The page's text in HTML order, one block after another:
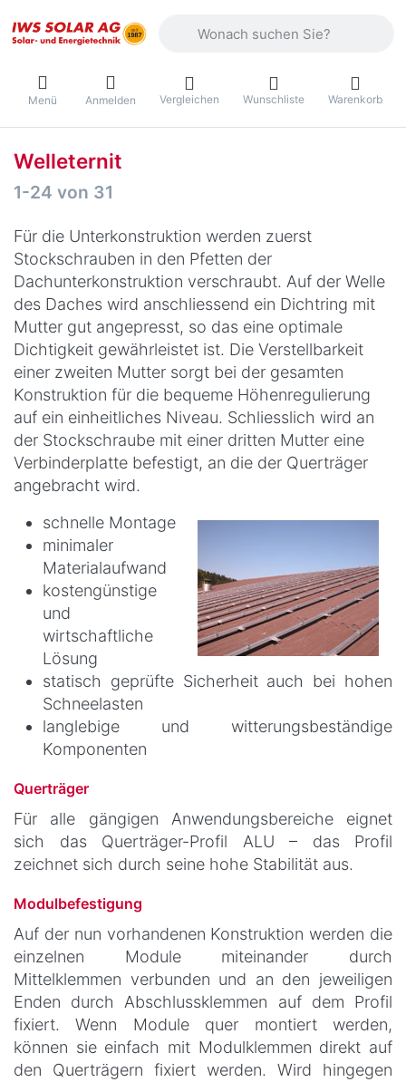
Menü Anmelden Vergleichen Wunschliste Warenkorb
Welleternit
Suchergebnisse:
1-24 von 31
Für die Unterkonstruktion werden zuerst
Stockschrauben in den Pfetten der
Dachunterkonstruktion verschraubt. Auf der Welle
des Daches wird anschliessend ein Dichtring mit
Mutter gut angepresst, so das eine optimale
Dichtigkeit gewährleistet ist. Die Verstellbarkeit
einer zweiten Mutter sorgt bei der gesamten
Konstruktion für die bequeme Höhenregulierung
auf ein einheitliches Niveau. Schliesslich wird an
der Stockschraube mit einer dritten Mutter eine
Verbinderplatte befestigt, an die der Querträger
angebracht wird.
schnelle Montage
minimaler
Materialaufwand
kostengünstige
und
wirtschaftliche
Lösung
statisch geprüfte Sicherheit auch bei hohen
Schneelasten
langlebige und witterungsbeständige
Komponenten
Querträger
Für alle gängigen Anwendungsbereiche eignet
sich das Querträger-Profil ALU – das Profil
zeichnet sich durch seine hohe Stabilität aus.
Modulbefestigung
Auf der nun vorhandenen Konstruktion werden die
einzelnen Module miteinander durch
Mittelklemmen verbunden und an den jeweiligen
Enden durch Abschlussklemmen auf dem Profil
fixiert. Wenn Module quer montiert werden,
können sie einfach mit Modulklemmen direkt auf
den Querträgern fixiert werden. Wird hingegen